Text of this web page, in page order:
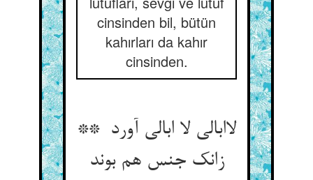
cinsinden bil, bütün
kahırları da kahır
cinsinden.
لاابالی لا ابالی آورد **
زانک جنس هم بوند